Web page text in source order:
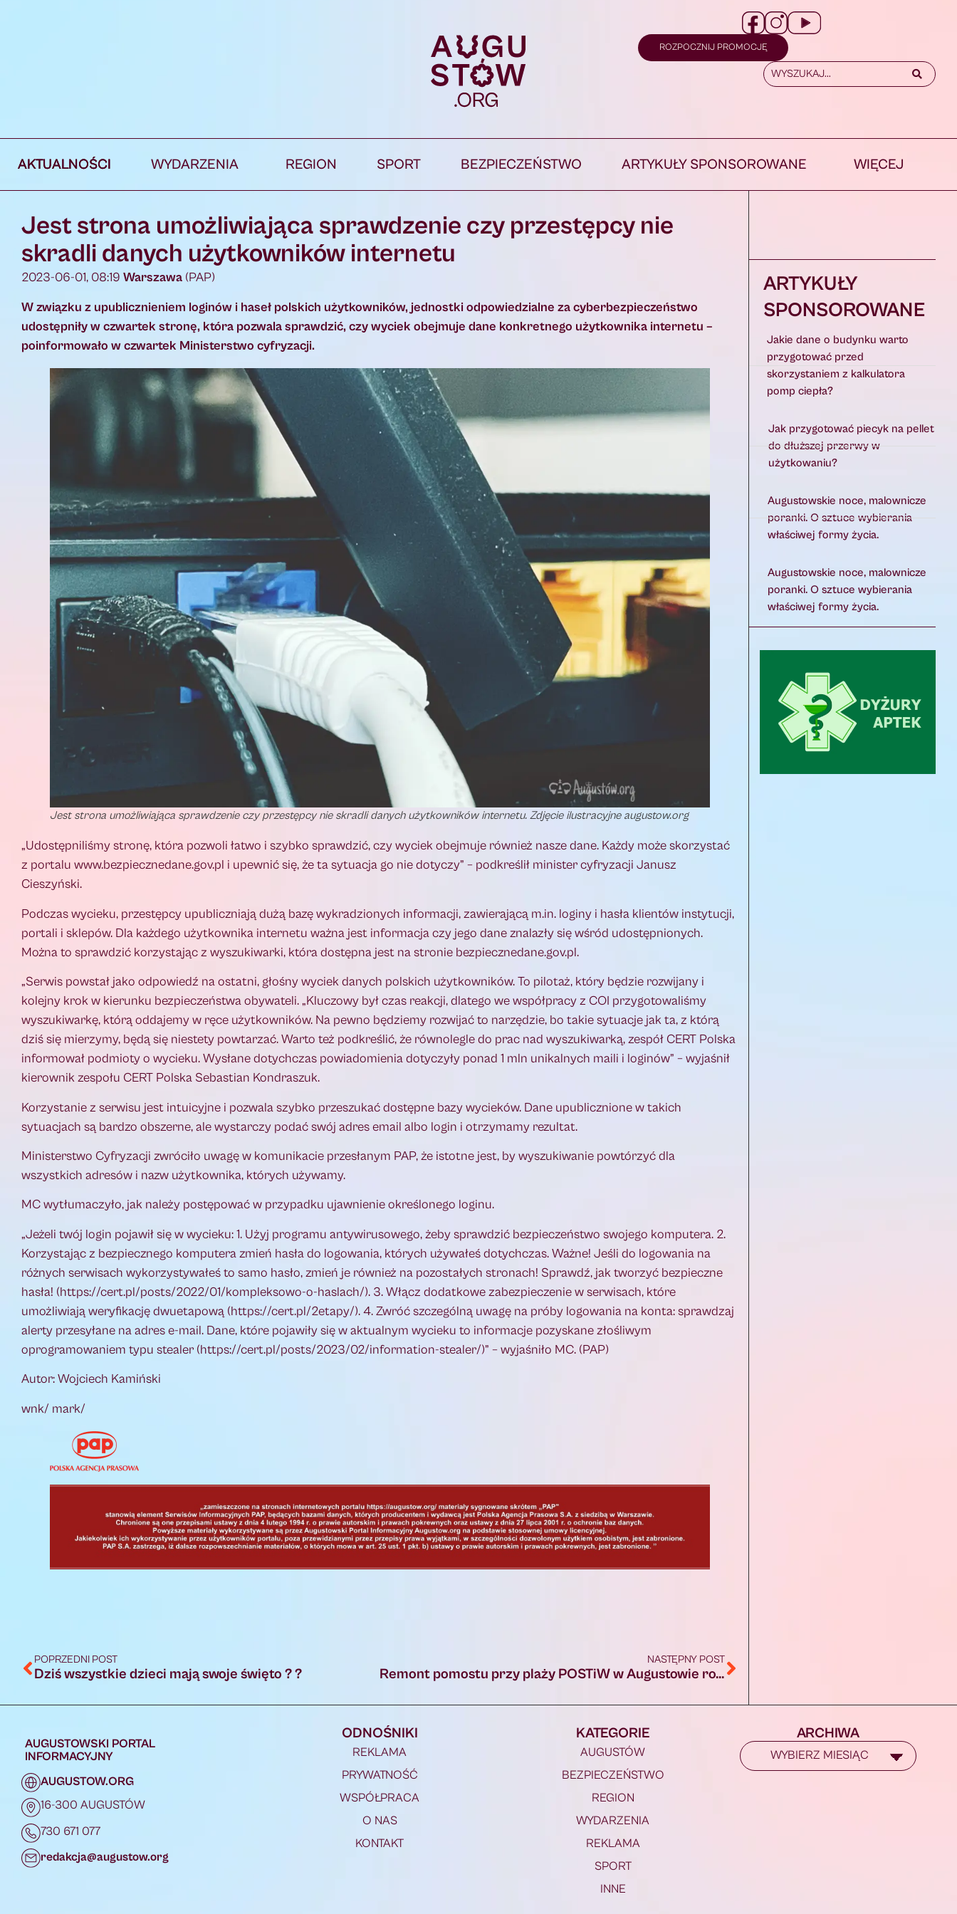
ROZPOCZNIJ PROMOCJĘ
AKTUALNOŚCI WYDARZENIA REGION SPORT BEZPIECZEŃSTWO ARTYKUŁY SPONSOROWANE WIĘCEJ
Jest strona umożliwiająca sprawdzenie czy przestępcy nie
skradli danych użytkowników internetu
2023-06-01, 08:19 Warszawa (PAP)
W związku z upublicznieniem loginów i haseł polskich użytkowników, jednostki odpowiedzialne za cyberbezpieczeństwo
udostępniły w czwartek stronę, która pozwala sprawdzić, czy wyciek obejmuje dane konkretnego użytkownika internetu –
poinformowało w czwartek Ministerstwo cyfryzacji.
Jest strona umożliwiająca sprawdzenie czy przestępcy nie skradli danych użytkowników internetu. Zdjęcie ilustracyjne augustow.org
„Udostępniliśmy stronę, która pozwoli łatwo i szybko sprawdzić, czy wyciek obejmuje również nasze dane. Każdy może skorzystać
z portalu www.bezpiecznedane.gov.pl i upewnić się, że ta sytuacja go nie dotyczy” – podkreślił minister cyfryzacji Janusz
Cieszyński.
Podczas wycieku, przestępcy upubliczniają dużą bazę wykradzionych informacji, zawierającą m.in. loginy i hasła klientów instytucji,
portali i sklepów. Dla każdego użytkownika internetu ważna jest informacja czy jego dane znalazły się wśród udostępnionych.
Można to sprawdzić korzystając z wyszukiwarki, która dostępna jest na stronie bezpiecznedane.gov.pl.
„Serwis powstał jako odpowiedź na ostatni, głośny wyciek danych polskich użytkowników. To pilotaż, który będzie rozwijany i
kolejny krok w kierunku bezpieczeństwa obywateli. „Kluczowy był czas reakcji, dlatego we współpracy z COI przygotowaliśmy
wyszukiwarkę, którą oddajemy w ręce użytkowników. Na pewno będziemy rozwijać to narzędzie, bo takie sytuacje jak ta, z którą
dziś się mierzymy, będą się niestety powtarzać. Warto też podkreślić, że równolegle do prac nad wyszukiwarką, zespół CERT Polska
informował podmioty o wycieku. Wysłane dotychczas powiadomienia dotyczyły ponad 1 mln unikalnych maili i loginów” – wyjaśnił
kierownik zespołu CERT Polska Sebastian Kondraszuk.
Korzystanie z serwisu jest intuicyjne i pozwala szybko przeszukać dostępne bazy wycieków. Dane upublicznione w takich
sytuacjach są bardzo obszerne, ale wystarczy podać swój adres email albo login i otrzymamy rezultat.
Ministerstwo Cyfryzacji zwróciło uwagę w komunikacie przesłanym PAP, że istotne jest, by wyszukiwanie powtórzyć dla
wszystkich adresów i nazw użytkownika, których używamy.
MC wytłumaczyło, jak należy postępować w przypadku ujawnienie określonego loginu.
„Jeżeli twój login pojawił się w wycieku: 1. Użyj programu antywirusowego, żeby sprawdzić bezpieczeństwo swojego komputera. 2.
Korzystając z bezpiecznego komputera zmień hasła do logowania, których używałeś dotychczas. Ważne! Jeśli do logowania na
różnych serwisach wykorzystywałeś to samo hasło, zmień je również na pozostałych stronach! Sprawdź, jak tworzyć bezpieczne
hasła! (https://cert.pl/posts/2022/01/kompleksowo-o-haslach/). 3. Włącz dodatkowe zabezpieczenie w serwisach, które
umożliwiają weryfikację dwuetapową (https://cert.pl/2etapy/). 4. Zwróć szczególną uwagę na próby logowania na konta: sprawdzaj
alerty przesyłane na adres e-mail. Dane, które pojawiły się w aktualnym wycieku to informacje pozyskane złośliwym
oprogramowaniem typu stealer (https://cert.pl/posts/2023/02/information-stealer/)” – wyjaśniło MC. (PAP)
Autor: Wojciech Kamiński
wnk/ mark/
POPRZEDNI POST
Dziś wszystkie dzieci mają swoje święto ? ?
NASTĘPNY POST
Remont pomostu przy plaży POSTiW w Augustowie rozpocznie się jeszcze w czerwcu
ARTYKUŁY
SPONSOROWANE
Jakie dane o budynku warto
przygotować przed
skorzystaniem z kalkulatora
pomp ciepła?
Jak przygotować piecyk na pellet
do dłuższej przerwy w
użytkowaniu?
Augustowskie noce, malownicze
poranki. O sztuce wybierania
właściwej formy życia.
Augustowskie noce, malownicze
poranki. O sztuce wybierania
właściwej formy życia.
AUGUSTOWSKI PORTAL
INFORMACYJNY
AUGUSTOW.ORG
16-300 AUGUSTÓW
730 671 077
redakcja@augustow.org
ODNOŚNIKI
REKLAMA
PRYWATNOŚĆ
WSPÓŁPRACA
O NAS
KONTAKT
KATEGORIE
AUGUSTÓW
BEZPIECZEŃSTWO
REGION
WYDARZENIA
REKLAMA
SPORT
INNE
ARCHIWA